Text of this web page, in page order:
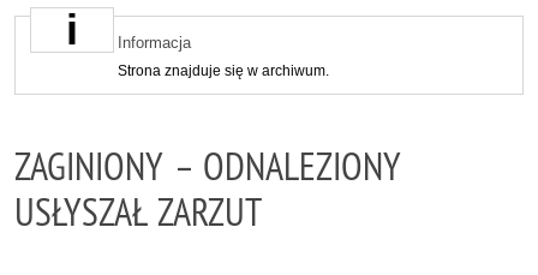
Informacja
Strona znajduje się w archiwum.
ZAGINIONY – ODNALEZIONY
USŁYSZAŁ ZARZUT